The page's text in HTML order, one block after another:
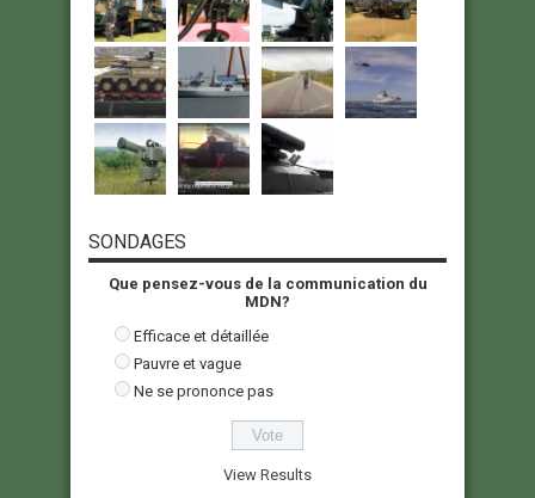
SONDAGES
Que pensez-vous de la communication du
MDN?
Efficace et détaillée
Pauvre et vague
Ne se prononce pas
View Results